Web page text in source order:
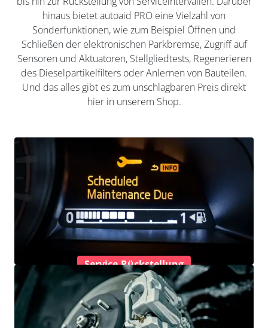
hinaus bietet autoaid PRO eine Vielzahl von
Sonderfunktionen, wie zum Beispiel Öffnen und
Schließen der elektronischen Parkbremse, Zugriff auf
Sensoren und Aktuatoren, Stellgliedtests, Regenerieren
des Dieselpartikelfilters oder Anlernen von Bauteilen.
Und das alles gibt es zum unschlagbaren Preis direkt
hier in unserem Shop.
Service-Rückstellung